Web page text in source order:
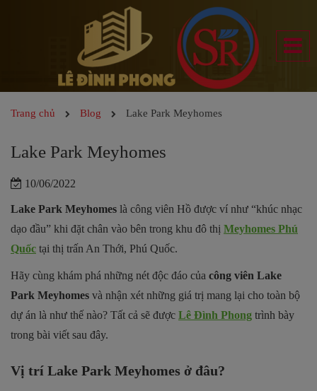
Trang chủ Blog Lake Park Meyhomes
Lake Park Meyhomes
10/06/2022
Lake Park Meyhomes là công viên Hồ được ví như “khúc nhạc
dạo đầu” khi đặt chân vào bên trong khu đô thị Meyhomes Phú
Quốc tại thị trấn An Thới, Phú Quốc.
Hãy cùng khám phá những nét độc đáo của công viên Lake
Park Meyhomes và nhận xét những giá trị mang lại cho toàn bộ
dự án là như thế nào? Tất cả sẽ được Lê Đình Phong trình bày
trong bài viết sau đây.
Vị trí Lake Park Meyhomes ở đâu?